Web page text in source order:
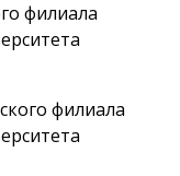
филиала
филиала